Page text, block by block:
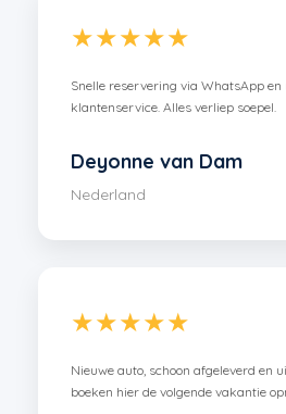
★★★★★
Snelle reservering via WhatsApp
klantenservice. Alles verliep soepel.
Deyonne van Dam
Nederland
★★★★★
Nieuwe auto, schoon afgeleverd en
boeken hier de volgende vakantie